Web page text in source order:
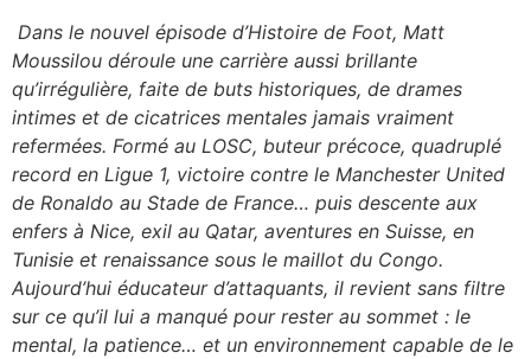
Dans le nouvel épisode d’Histoire de Foot, Matt
Moussilou déroule une carrière aussi brillante
qu’irrégulière, faite de buts historiques, de drames
intimes et de cicatrices mentales jamais vraiment
refermées. Formé au LOSC, buteur précoce, quadruplé
record en Ligue 1, victoire contre le Manchester United
de Ronaldo au Stade de France… puis descente aux
enfers à Nice, exil au Qatar, aventures en Suisse, en
Tunisie et renaissance sous le maillot du Congo.
Aujourd’hui éducateur d’attaquants, il revient sans filtre
sur ce qu’il lui a manqué pour rester au sommet : le
mental, la patience… et un environnement capable de le